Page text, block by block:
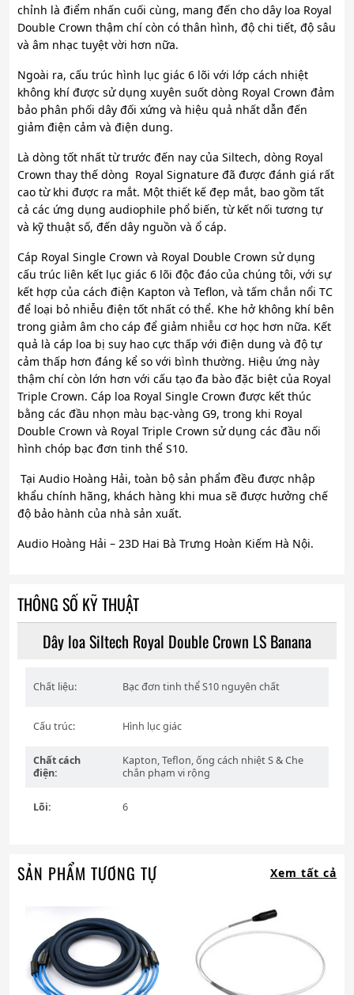
chỉnh là điểm nhấn cuối cùng, mang đến cho dây loa Royal
Double Crown thậm chí còn có thân hình, độ chi tiết, độ sâu
và âm nhạc tuyệt vời hơn nữa.
Ngoài ra, cấu trúc hình lục giác 6 lõi với lớp cách nhiệt
không khí được sử dụng xuyên suốt dòng Royal Crown đảm
bảo phân phối dây đối xứng và hiệu quả nhất dẫn đến
giảm điện cảm và điện dung.
Là dòng tốt nhất từ ​​trước đến nay của Siltech, dòng Royal
Crown thay thế dòng Royal Signature đã được đánh giá rất
cao từ khi được ra mắt. Một thiết kế đẹp mắt, bao gồm tất
cả các ứng dụng audiophile phổ biến, từ kết nối tương tự
và kỹ thuật số, đến dây nguồn và ổ cáp.
Cáp Royal Single Crown và Royal Double Crown sử dụng
cấu trúc liên kết lục giác 6 lõi độc đáo của chúng tôi, với sự
kết hợp của cách điện Kapton và Teflon, và tấm chắn nổi TC
để loại bỏ nhiễu điện tốt nhất có thể. Khe hở không khí bên
trong giảm âm cho cáp để giảm nhiễu cơ học hơn nữa. Kết
quả là cáp loa bị suy hao cực thấp với điện dung và độ tự
cảm thấp hơn đáng kể so với bình thường. Hiệu ứng này
thậm chí còn lớn hơn với cấu tạo đa bào đặc biệt của Royal
Triple Crown. Cáp loa Royal Single Crown được kết thúc
bằng các đầu nhọn màu bạc-vàng G9, trong khi Royal
Double Crown và Royal Triple Crown sử dụng các đầu nối
hình chóp bạc đơn tinh thể S10.
Tại Audio Hoàng Hải, toàn bộ sản phẩm đều được nhập
khẩu chính hãng, khách hàng khi mua sẽ được hưởng chế
độ bảo hành của nhà sản xuất.
Audio Hoàng Hải – 23D Hai Bà Trưng Hoàn Kiếm Hà Nội.
THÔNG SỐ KỸ THUẬT
Dây loa Siltech Royal Double Crown LS Banana
Chất liệu: Bạc đơn tinh thể S10 nguyên chất
Cấu trúc: Hình lục giác
Chất cách
điện:
Kapton, Teflon, ống cách nhiệt S&Che
chắn phạm vi rộng
Lõi: 6
SẢN PHẨM TƯƠNG TỰ Xem tất cả